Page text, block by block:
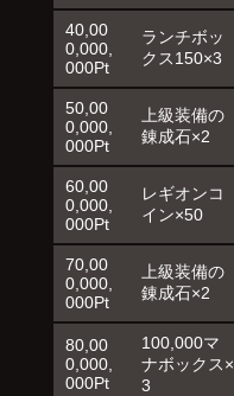
40,00
0,000,
000Pt
ランチボッ
クス150×3
50,00
0,000,
000Pt
上級装備の
錬成石×2
60,00
0,000,
000Pt
レギオンコ
イン×50
70,00
0,000,
000Pt
上級装備の
錬成石×2
80,00
0,000,
000Pt
100,000マ
ナボックス×
3